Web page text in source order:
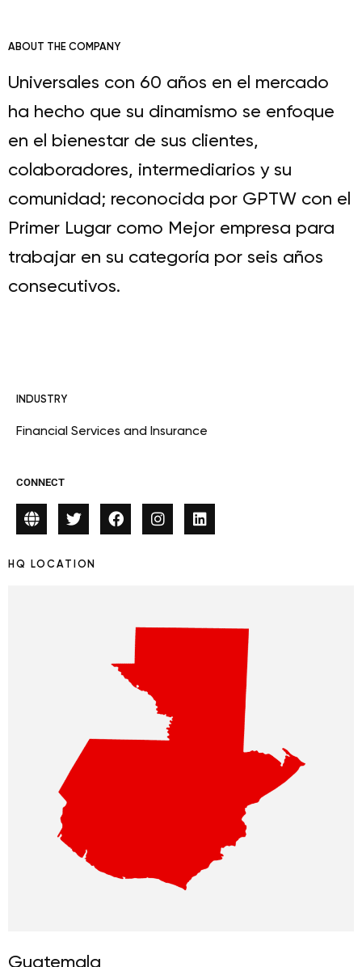
ABOUT THE COMPANY
Universales con 60 años en el mercado
ha hecho que su dinamismo se enfoque
en el bienestar de sus clientes,
colaboradores, intermediarios y su
comunidad; reconocida por GPTW con el
Primer Lugar como Mejor empresa para
trabajar en su categoría por seis años
consecutivos.
INDUSTRY
Financial Services and Insurance
CONNECT
HQ LOCATION
Guatemala